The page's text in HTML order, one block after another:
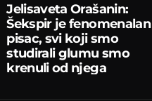
Jelisaveta Orašanin:
Šekspir je fenomenalan
pisac, svi koji smo
studirali glumu smo
krenuli od njega